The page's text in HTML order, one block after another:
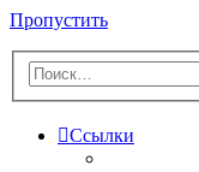
Пропустить
Ссылки